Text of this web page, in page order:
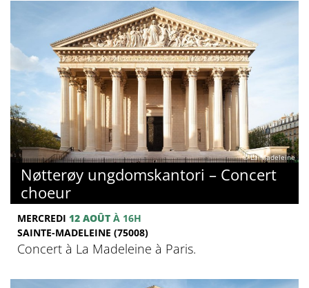
© La Madeleine
Nøtterøy ungdomskantori – Concert
choeur
MERCREDI 12 AOÛT À 16H
SAINTE-MADELEINE (75008)
Concert à La Madeleine à Paris.